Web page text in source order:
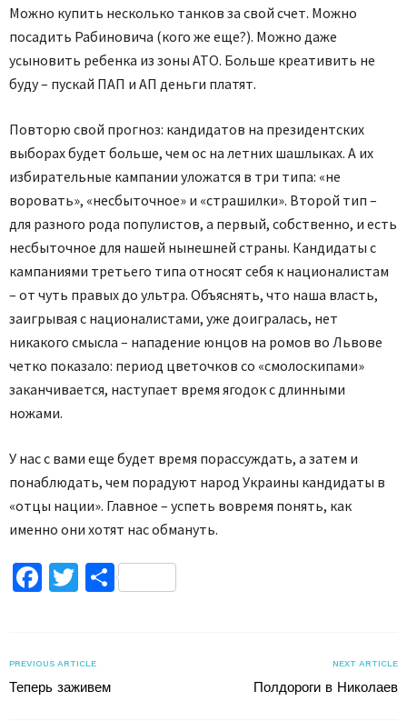
Можно купить несколько танков за свой счет. Можно
посадить Рабиновича (кого же еще?). Можно даже
усыновить ребенка из зоны АТО. Больше креативить не
буду – пускай ПАП и АП деньги платят.
Повторю свой прогноз: кандидатов на президентских
выборах будет больше, чем ос на летних шашлыках. А их
избирательные кампании уложатся в три типа: «не
воровать», «несбыточное» и «страшилки». Второй тип –
для разного рода популистов, а первый, собственно, и есть
несбыточное для нашей нынешней страны. Кандидаты с
кампаниями третьего типа относят себя к националистам
– от чуть правых до ультра. Объяснять, что наша власть,
заигрывая с националистами, уже доигралась, нет
никакого смысла – нападение юнцов на ромов во Львове
четко показало: период цветочков со «смолоскипами»
заканчивается, наступает время ягодок с длинными
ножами.
У нас с вами еще будет время порассуждать, а затем и
понаблюдать, чем порадуют народ Украины кандидаты в
«отцы нации». Главное – успеть вовремя понять, как
именно они хотят нас обмануть.
Facebook
TwitterПоділитися
PREVIOUS ARTICLE
Теперь заживем
NEXT ARTICLE
Полдороги в Николаев